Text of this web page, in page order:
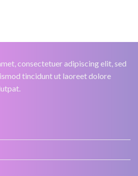
consectetuer adipiscing elit, sed
tincidunt ut laoreet dolore